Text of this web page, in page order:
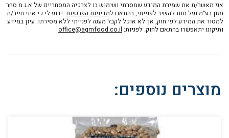
אני מאשר/ת את שמירת המידע שמסרתי ושימוש בו לצרכיה המסחריים של א.ג.מ סחר
מזון בע״מ ועל מנת להשיב לפנייתי, בהתאם למדיניות הפרטיות. ידוע לי כי איני חייב/ת
למסור את המידע לפי חוק, אך לא אוכל לקבל מענה לפנייתי ללא מסירתו. עיון במידע
ותיקונו יתאפשרו בהתאם לחוק. לפניות: office@agmfood.co.il
מוצרים נוספים: